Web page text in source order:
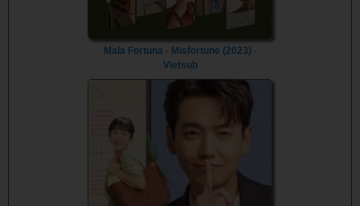
Mala Fortuna - Misfortune (2023) -
Vietsub